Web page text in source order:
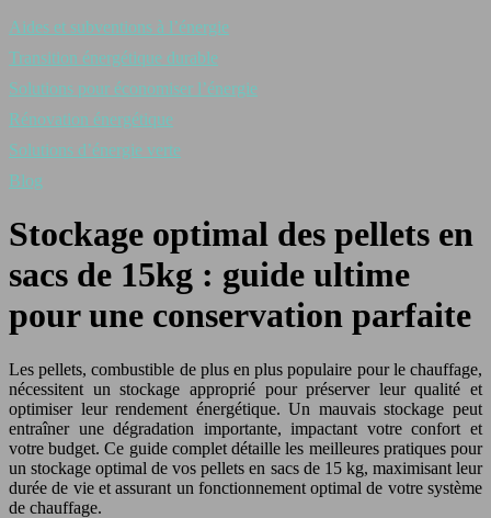
Aides et subventions à l’énergie
Transition énergétique durable
Solutions pour économiser l’énergie
Rénovation énergétique
Solutions d’énergie verte
Blog
Stockage optimal des pellets en
sacs de 15kg : guide ultime
pour une conservation parfaite
Les pellets, combustible de plus en plus populaire pour le chauffage,
nécessitent un stockage approprié pour préserver leur qualité et
optimiser leur rendement énergétique. Un mauvais stockage peut
entraîner une dégradation importante, impactant votre confort et
votre budget. Ce guide complet détaille les meilleures pratiques pour
un stockage optimal de vos pellets en sacs de 15 kg, maximisant leur
durée de vie et assurant un fonctionnement optimal de votre système
de chauffage.